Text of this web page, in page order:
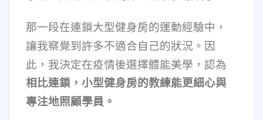
那一段在連鎖大型健身房的運動經驗中，
讓我察覺到許多不適合自己的狀況。因
此，我決定在疫情後選擇體能美學，認為
相比連鎖，小型健身房的教練能更細心與
專注地照顧學員。